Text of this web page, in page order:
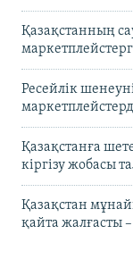
Қазақстанның
Ресейлік
Қазақстанға
кіргізу жобасы
Қазақстан
қайта жалғасты